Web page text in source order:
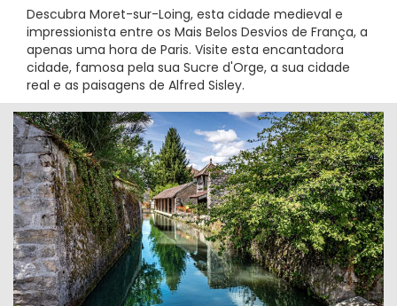
Descubra Moret-sur-Loing, esta cidade medieval e
impressionista entre os Mais Belos Desvios de França, a
apenas uma hora de Paris. Visite esta encantadora
cidade, famosa pela sua Sucre d'Orge, a sua cidade
real e as paisagens de Alfred Sisley.